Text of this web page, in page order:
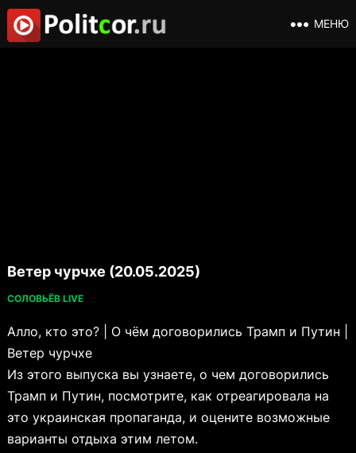
МЕНЮ
Ветер чурчхе (20.05.2025)
СОЛОВЬЁВ LIVE
Алло, кто это? | О чём договорились Трамп и Путин |
Ветер чурчхе
Из этого выпуска вы узнаете, о чем договорились
Трамп и Путин, посмотрите, как отреагировала на
это украинская пропаганда, и оцените возможные
варианты отдыха этим летом.